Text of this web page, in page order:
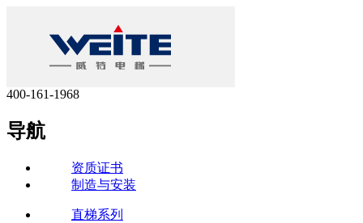
400-161-1968
导航
资质证书
制造与安装
直梯系列